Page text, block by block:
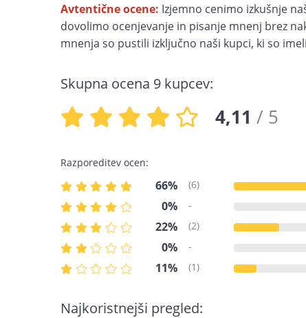
Avtentične ocene: Izjemno cenimo izkušnje
dovolimo ocenjevanje in pisanje mnenj brez
mnenja so pustili izključno naši kupci, ki so
Skupna ocena 9 kupcev:
4,11 / 5
Razporeditev ocen:
66% (6)
0% -
22% (2)
0% -
11% (1)
Najkoristnejši pregled: